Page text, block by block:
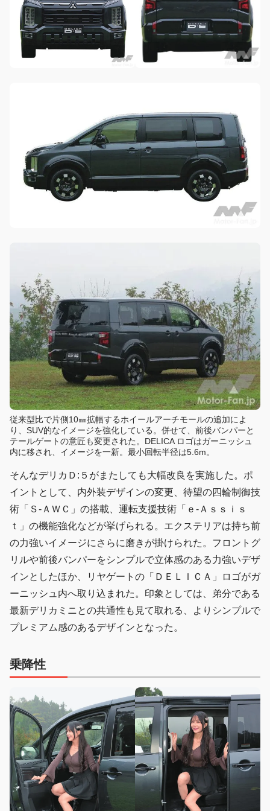
従来型比で片側10㎜拡幅するホイールアーチモールの追加によ
り、SUV的なイメージを強化している。併せて、前後バンパーと
テールゲートの意匠も変更された。DELICA ロゴはガーニッシュ
内に移され、イメージを一新。最小回転半径は5.6m。
そんなデリカＤ:５がまたしても大幅改良を実施した。ポ
イントとして、内外装デザインの変更、待望の四輪制御技
術「Ｓ-ＡＷＣ」の搭載、運転支援技術「ｅ-Ａｓｓｉｓ
ｔ」の機能強化などが挙げられる。エクステリアは持ち前
の力強いイメージにさらに磨きが掛けられた。フロントグ
リルや前後バンパーをシンプルで立体感のある力強いデザ
インとしたほか、リヤゲートの「ＤＥＬＩＣＡ」ロゴがガ
ーニッシュ内へ取り込まれた。印象としては、弟分である
最新デリカミニとの共通性も見て取れる、よりシンプルで
プレミアム感のあるデザインとなった。
乗降性